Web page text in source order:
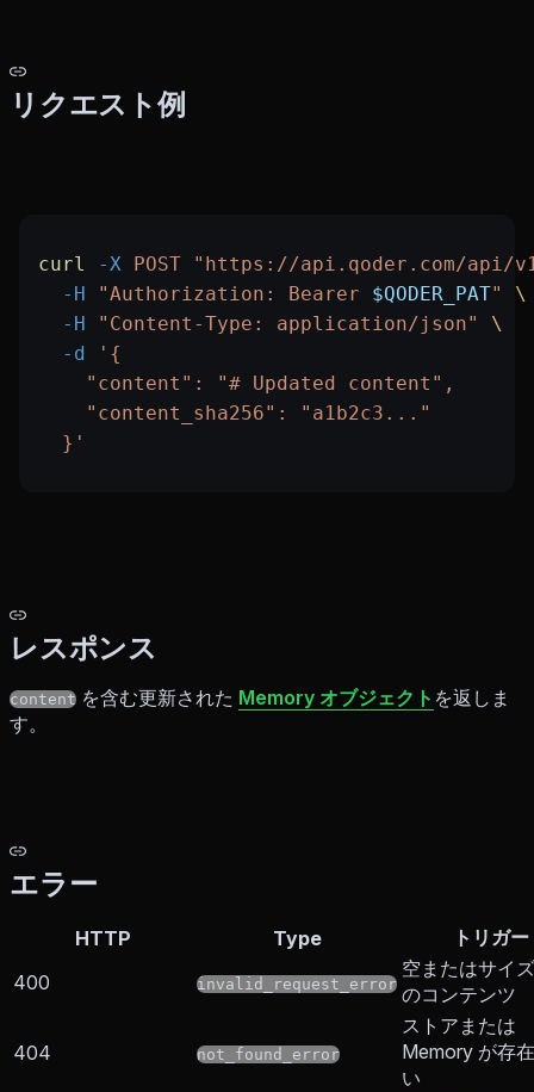
リクエスト例
curl -X POST "https://api.qoder.com/api/v1/
  -H
"Authorization: Bearer $QODER_PAT"
\
  -H
"Content-Type: application/json"
\
  -d
'{
    "content": "# Updated content",
    "content_sha256": "a1b2c3..."
  }'
レスポンス
content を含む更新された Memory オブジェクト を返しま
す。
エラー
HTTP Type
トリガー
400
invalid_request_error
空またはサイ
のコンテンツ
404 not_found_error
ストアまたは
Memory が存
い